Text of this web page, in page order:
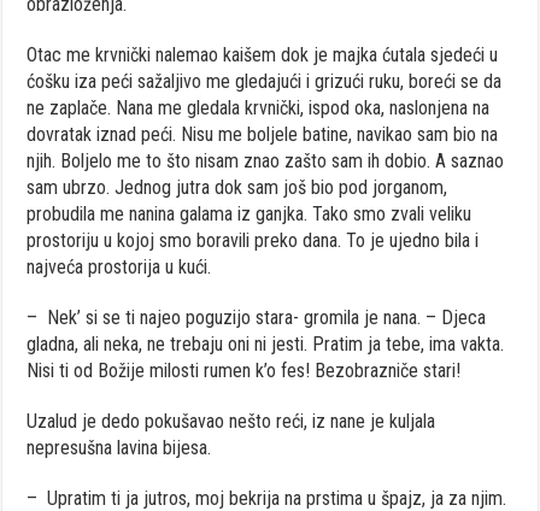
Otac me krvnički nalemao kaišem dok je majka ćutala sjedeći u
ćošku iza peći sažaljivo me gledajući i grizući ruku, boreći se da
ne zaplače. Nana me gledala krvnički, ispod oka, naslonjena na
dovratak iznad peći. Nisu me boljele batine, navikao sam bio na
njih. Boljelo me to što nisam znao zašto sam ih dobio. A saznao
sam ubrzo. Jednog jutra dok sam još bio pod jorganom,
probudila me nanina galama iz ganjka. Tako smo zvali veliku
prostoriju u kojoj smo boravili preko dana. To je ujedno bila i
najveća prostorija u kući.
– Nek’ si se ti najeo poguzijo stara- gromila je nana. – Djeca
gladna, ali neka, ne trebaju oni ni jesti. Pratim ja tebe, ima vakta.
Nisi ti od Božije milosti rumen k’o fes! Bezobrazniče stari!
Uzalud je dedo pokušavao nešto reći, iz nane je kuljala
nepresušna lavina bijesa.
– Upratim ti ja jutros, moj bekrija na prstima u špajz, ja za njim.